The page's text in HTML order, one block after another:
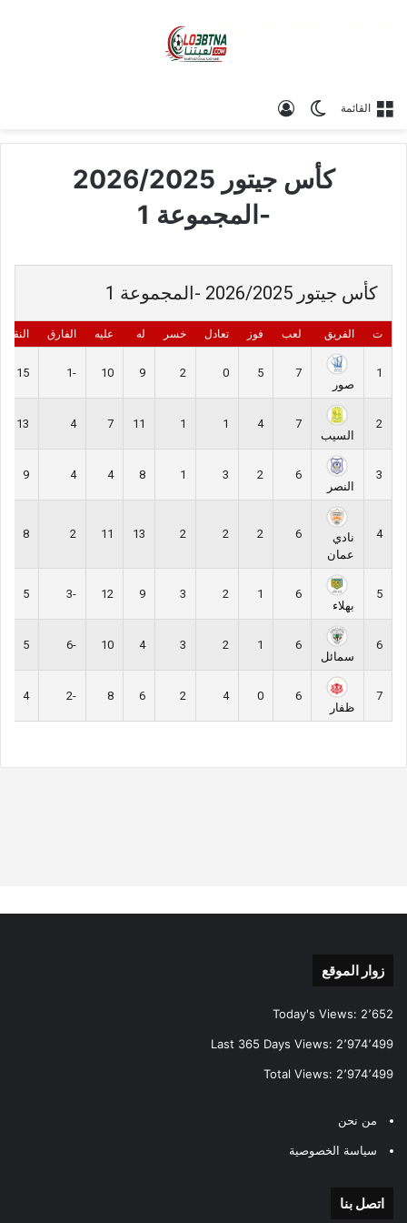
القائمة الوضع المظلم
كأس جيتور 2026/2025
-المجموعة 1
كأس جيتور 2026/2025 -المجموعة 1
ت الفريق لعب فوز تعادل خسر له عليه الفارق النقاط
1
صور
7
5
0
2
9
10
-1
15
2
السيب
7
4
1
1
11
7
4
13
3
النصر
6
2
3
1
8
4
4
9
4
نادي
عمان
6
2
2
2
13
11
2
8
5
بهلاء
6
1
2
3
9
12
-3
5
6
سمائل
6
1
2
3
4
10
-6
5
7
ظفار
6
0
4
2
6
8
-2
4
زوار الموقع
Today's Views: 2٬652
Last 365 Days Views: 2٬974٬499
Total Views: 2٬974٬499
من نحن
سياسة الخصوصية
اتصل بنا